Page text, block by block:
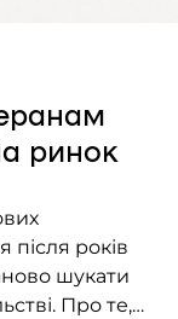
ринок
після років
шукати
Про те,